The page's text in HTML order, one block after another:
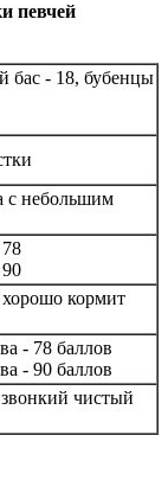
певчей
бас - 18, бубенцы
с небольшим
кормит
- 78 баллов
- 90 баллов
чистый